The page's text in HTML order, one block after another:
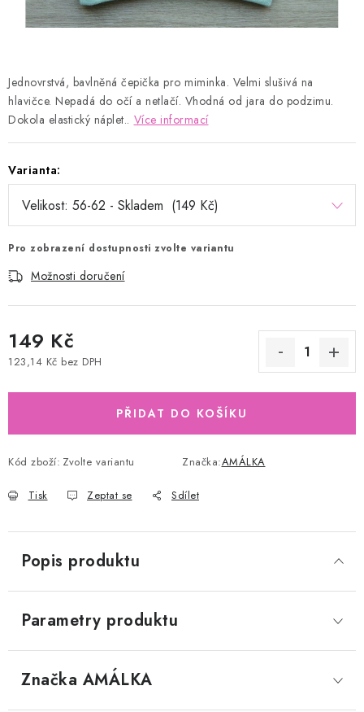
Podmínky ochrany osobních údajů
Blog
Jednovrstvá, bavlněná čepička pro miminka. Velmi slušivá na
hlavičce. Nepadá do očí a netlačí. Vhodná od jara do podzimu.
Dokola elastický náplet.. Více informací
Varianta:
Pro zobrazení dostupnosti zvolte variantu
Možnosti doručení
149 Kč
123,14 Kč bez DPH
PŘIDAT DO KOŠÍKU
Kód zboží: Zvolte variantu Značka:AMÁLKA
Tisk Zeptat se Sdílet
Popis produktu
Parametry produktu
Značka AMÁLKA